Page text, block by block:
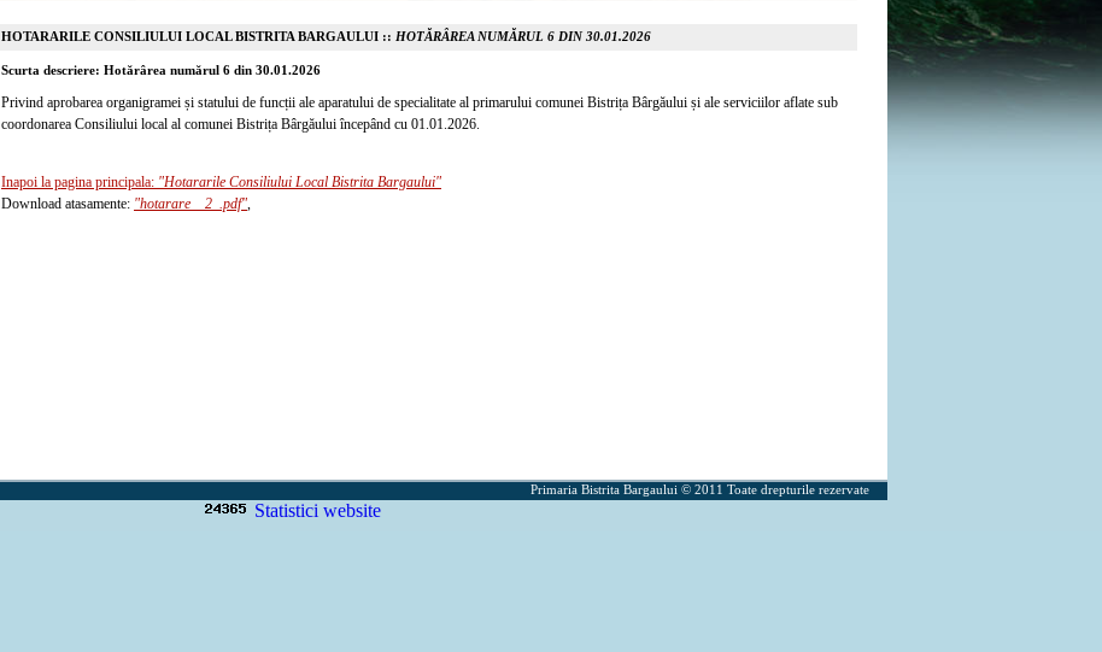
HOTARARILE CONSILIULUI LOCAL BISTRITA BARGAULUI :: HOTĂRÂREA NUMĂRUL 6 DIN 30.01.2026
Scurta descriere: Hotărârea numărul 6 din 30.01.2026
Privind aprobarea organigramei și statului de funcții ale aparatului de specialitate al primarului comunei Bistrița Bârgăului și ale serviciilor aflate sub
coordonarea Consiliului local al comunei Bistrița Bârgăului începând cu 01.01.2026.
Inapoi la pagina principala: "Hotararile Consiliului Local Bistrita Bargaului"
Download atasamente: "hotarare__2_.pdf",
Primaria Bistrita Bargaului © 2011 Toate drepturile rezervate
Statistici website